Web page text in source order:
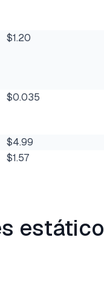
$1.20
$0.035
$4.99
$1.57